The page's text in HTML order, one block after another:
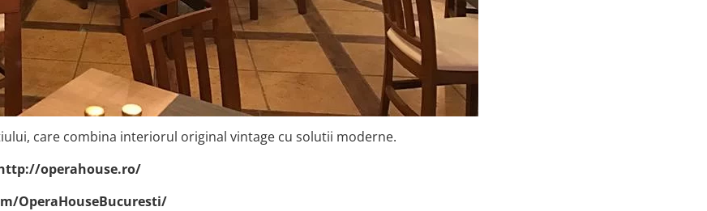
care combina interiorul original vintage cu solutii moderne.
operahouse.ro/
OperaHouseBucuresti/